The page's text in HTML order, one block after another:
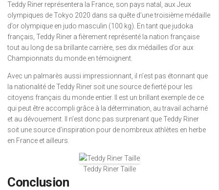
Teddy Riner représentera la France, son pays natal, aux Jeux
olympiques de Tokyo 2020 dans sa quête d’une troisième médaille
d’or olympique en judo masculin (100 kg). En tant que judoka
français, Teddy Riner a fièrement représenté la nation française
tout au long de sa brillante carrière, ses dix médailles d’or aux
Championnats du monde en témoignent.
Avec un palmarès aussi impressionnant, il n’est pas étonnant que
la nationalité de Teddy Riner soit une source de fierté pour les
citoyens français du monde entier. Il est un brillant exemple de ce
qui peut être accompli grâce à la détermination, au travail acharné
et au dévouement. Il n’est donc pas surprenant que Teddy Riner
soit une source d’inspiration pour de nombreux athlètes en herbe
en France et ailleurs.
Teddy Riner Taille
Conclusion